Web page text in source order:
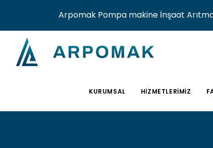
Arpomak Pompa makine İnşaat
KURUMSAL HİZMETLERİMİZ